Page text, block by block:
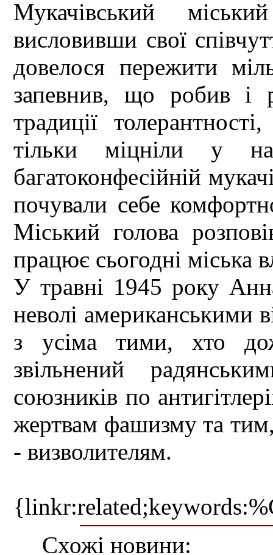
Мукачівський
висловивши свої
довелося пережити
запевнив, що робив і
традиції
тільки міцніли у
багатоконфесійній
почували себе
Міський голова
працює сьогодні міська
У травні 1945 року
неволі американськими
з усіма тими, хто
звільнений
союзників по
жертвам фашизму та
- визволителям.
Схожі новини: